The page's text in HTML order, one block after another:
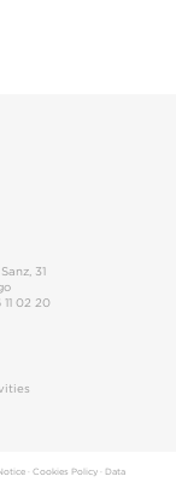
31
11 02 20
· Cookies Policy· Data